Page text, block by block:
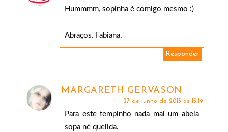
Hummmm, sopinha é comigo mesmo :)
Abraços. Fabiana.
Responder
MARGARETH GERVASON
27 de junho de 2013 às 13:19
Para este tempinho nada mal um abela
sopa né quelida.